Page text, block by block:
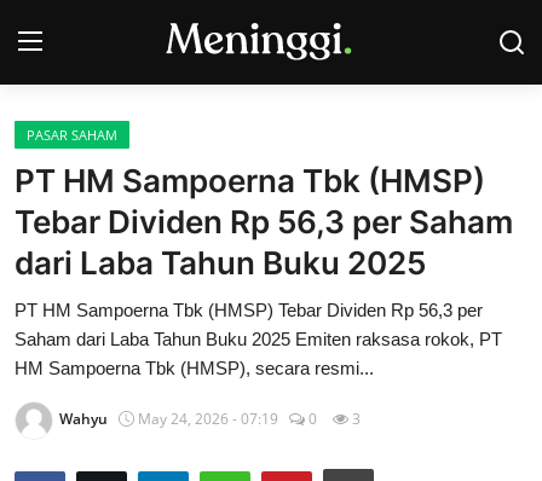
Contact
Pasar Saham
Bisnis
Industri
PASAR SAHAM
PT HM Sampoerna Tbk (HMSP)
Tebar Dividen Rp 56,3 per Saham
dari Laba Tahun Buku 2025
PT HM Sampoerna Tbk (HMSP) Tebar Dividen Rp 56,3 per
Saham dari Laba Tahun Buku 2025 Emiten raksasa rokok, PT
HM Sampoerna Tbk (HMSP), secara resmi...
Wahyu May 24, 2026 - 07:19 0 3